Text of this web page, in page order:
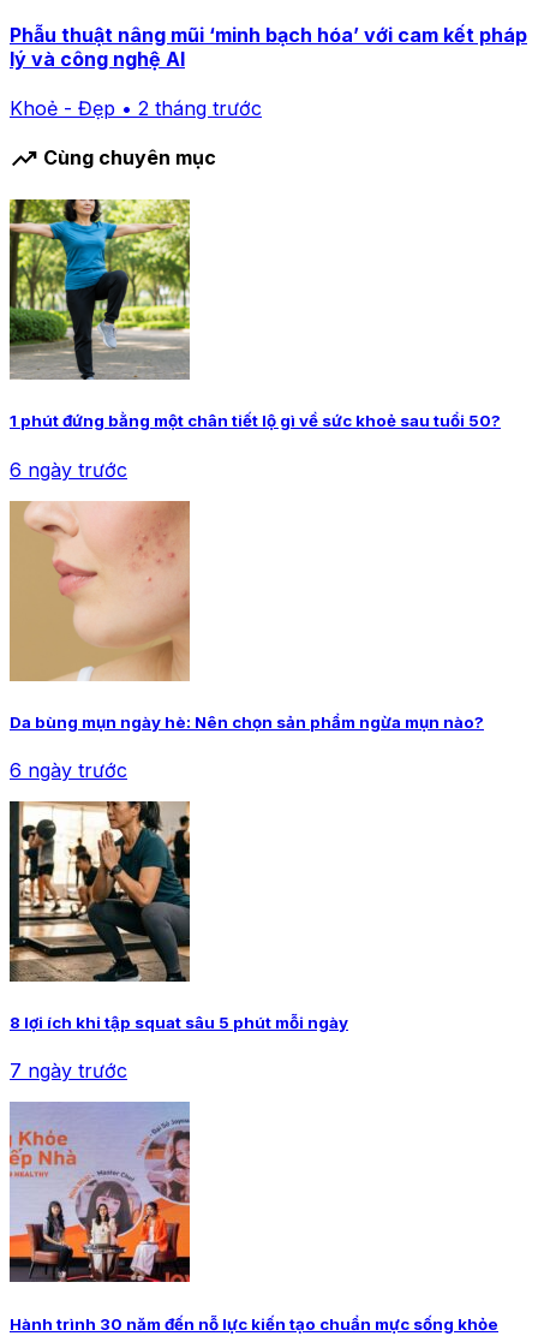
Phẫu thuật nâng mũi ‘minh bạch hóa’ với cam kết pháp
lý và công nghệ AI
Khoẻ - Đẹp • 2 tháng trước
trending_up Cùng chuyên mục
1 phút đứng bằng một chân tiết lộ gì về sức khoẻ sau tuổi 50?
6 ngày trước
Da bùng mụn ngày hè: Nên chọn sản phẩm ngừa mụn nào?
6 ngày trước
8 lợi ích khi tập squat sâu 5 phút mỗi ngày
7 ngày trước
Hành trình 30 năm đến nỗ lực kiến tạo chuẩn mực sống khỏe